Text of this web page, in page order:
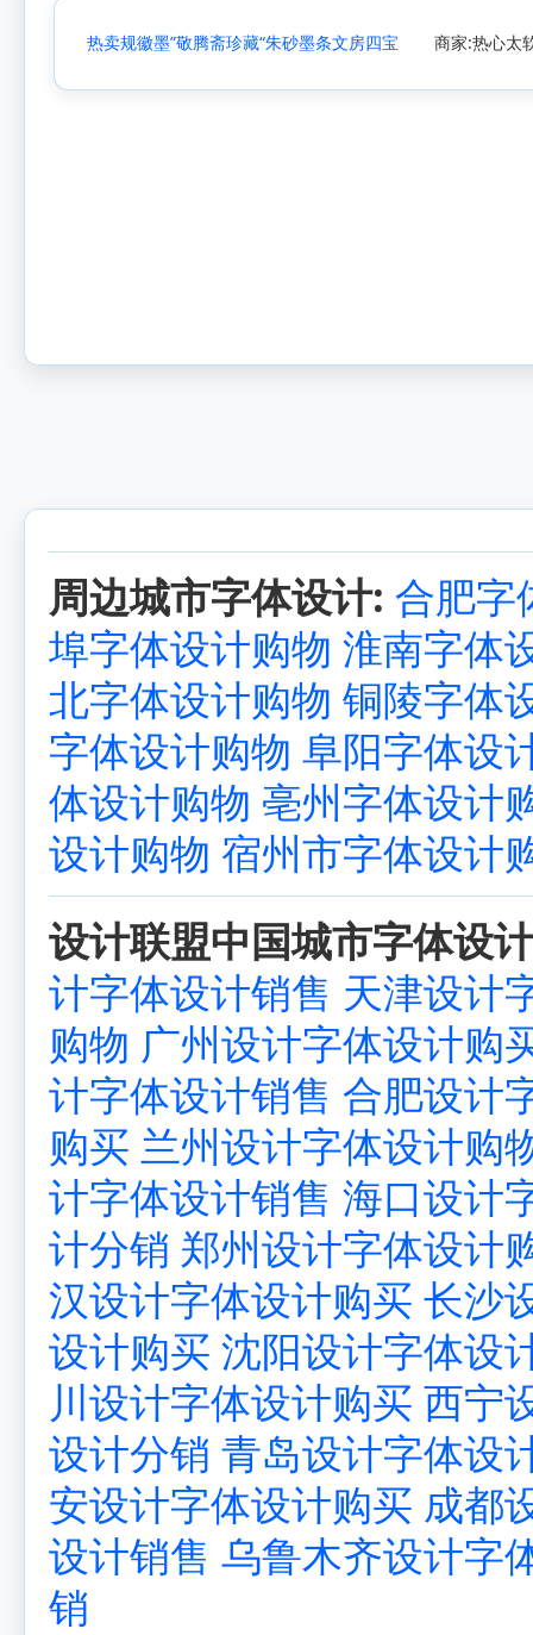
热卖规徽墨”敬腾斋珍藏“朱砂墨条文房四宝 商家:热心太
周边城市字体设计: 合肥字
埠字体设计购物 淮南字体
北字体设计购物 铜陵字体
字体设计购物 阜阳字体设
体设计购物 亳州字体设计
设计购物 宿州市字体设计
设计联盟中国城市字体设
计字体设计销售 天津设计
购物 广州设计字体设计购
计字体设计销售 合肥设计
购买 兰州设计字体设计购
计字体设计销售 海口设计
计分销 郑州设计字体设计
汉设计字体设计购买 长沙
设计购买 沈阳设计字体设
川设计字体设计购买 西宁
设计分销 青岛设计字体设
安设计字体设计购买 成都
设计销售 乌鲁木齐设计字
销